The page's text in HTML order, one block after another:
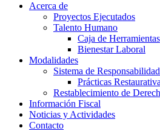
Acerca de
Proyectos Ejecutados
Talento Humano
Caja de Herramientas
Bienestar Laboral
Modalidades
Sistema de
Prácticas
Restablecimiento de
Información Fiscal
Noticias y Actividades
Contacto